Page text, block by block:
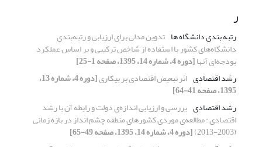
ر
رتبه بندی دانشگاه ها تدوین مدلی برای ارزیابی و رتبه‌بندی
دانشگاه‌های کشور با استفاده از شاخص ترکیبی و بر اساس عملکرد
بودجه‌ای آنها[دوره 4، شماره 14، 1395، صفحه 1-25]
رشد اقتصادی اثر تبعیض اقتصادی بر بیکاری [دوره 4، شماره 13،
1395، صفحه 41-64]
رشد اقتصادی بررسی و ارزیابی اندازه‌ی دولت و رابطه آن با رشد
اقتصادی : مطالعه‌ی موردی کشورهای منطقه چشم انداز در بازه زمانی
(2003-2013)
[دوره 4، شماره 14، 1395، صفحه 49-65]